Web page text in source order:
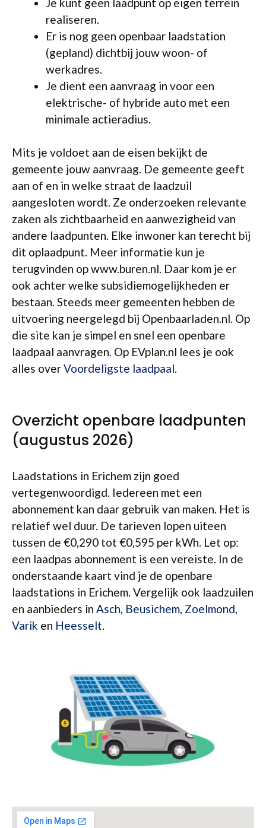
realiseren.
Er is nog geen openbaar laadstation
(gepland) dichtbij jouw woon- of
werkadres.
Je dient een aanvraag in voor een
elektrische- of hybride auto met een
minimale actieradius.
Mits je voldoet aan de eisen bekijkt de
gemeente jouw aanvraag. De gemeente geeft
aan of en in welke straat de laadzuil
aangesloten wordt. Ze onderzoeken relevante
zaken als zichtbaarheid en aanwezigheid van
andere laadpunten. Elke inwoner kan terecht bij
dit oplaadpunt. Meer informatie kun je
terugvinden op www.buren.nl. Daar kom je er
ook achter welke subsidiemogelijkheden er
bestaan. Steeds meer gemeenten hebben de
uitvoering neergelegd bij Openbaarladen.nl. Op
die site kan je simpel en snel een openbare
laadpaal aanvragen. Op EVplan.nl lees je ook
alles overVoordeligste laadpaal.
Overzicht openbare laadpunten
(augustus 2026)
Laadstations in Erichem zijn goed
vertegenwoordigd. Iedereen met een
abonnement kan daar gebruik van maken. Het is
relatief wel duur. De tarieven lopen uiteen
tussen de €0,290 tot €0,595 per kWh. Let op:
een laadpas abonnement is een vereiste. In de
onderstaande kaart vind je de openbare
laadstations in Erichem. Vergelijk ook laadzuilen
en aanbieders in Asch, Beusichem, Zoelmond,
Varik en Heesselt.